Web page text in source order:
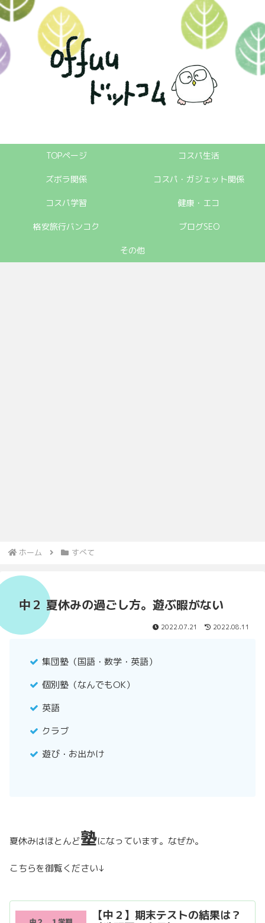
TOPページ コスパ生活
ズボラ関係 コスパ・ガジェット関係
コスパ学習 健康・エコ
格安旅行バンコク ブログSEO
その他
ホーム すべて
中２ 夏休みの過ごし方。遊ぶ暇がない
2022.07.21 2022.08.11
集団塾（国語・数学・英語）
個別塾（なんでもOK）
英語
クラブ
遊び・お出かけ
夏休みはほとんど塾になっています。なぜか。
こちらを御覧ください↓
【中２】期末テストの結果は？